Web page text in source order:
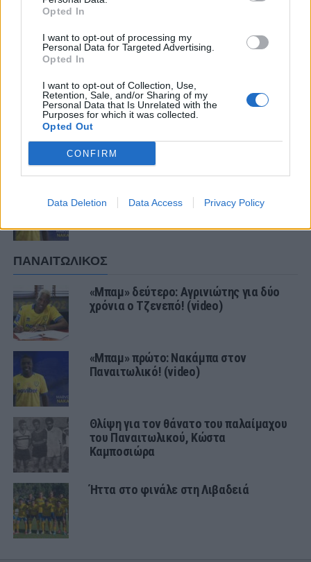
Opted In
I want to opt-out of processing my
Personal Data for Targeted Advertising.
Opted In
I want to opt-out of Collection, Use,
Retention, Sale, and/or Sharing of my
Personal Data that Is Unrelated with the
Purposes for which it was collected.
Opted Out
CONFIRM
Data Deletion Data Access Privacy Policy
3 COMMENTS
ΤΕΛΕΥΤΑΙΑ ΝΕΑ
ΠΑΝΑΙΤΩΛΙΚΟΣ
«Μπαμ» δεύτερο: Αγρινιώτης για δύο
χρόνια ο Τζενεπό! (video)
«Μπαμ» πρώτο: Νακάμπα στον
ΠΑΝΑΙΤΩΛΙΚΟΣ
«Μπαμ» δεύτερο: Αγρινιώτης για δύο
χρόνια ο Τζενεπό! (video)
«Μπαμ» πρώτο: Νακάμπα στον
Παναιτωλικό! (video)
Θλίψη για τον θάνατο του παλαίμαχου
του Παναιτωλικού, Κώστα
Καμποσιώρα
Ήττα στο φινάλε στη Λιβαδειά